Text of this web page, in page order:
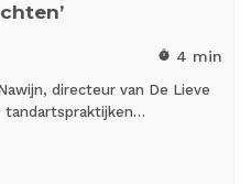
timer 4 min
directeur van De Lieve
tandartspraktijken…